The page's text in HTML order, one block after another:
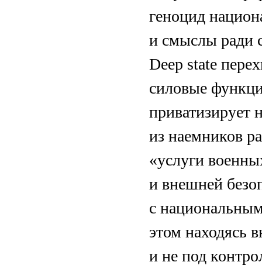
геноцид
и смыслы ради
Deep state
силовые
приватизирует
из наемников
«услуги
и внешней
с
этом находясь
и не под